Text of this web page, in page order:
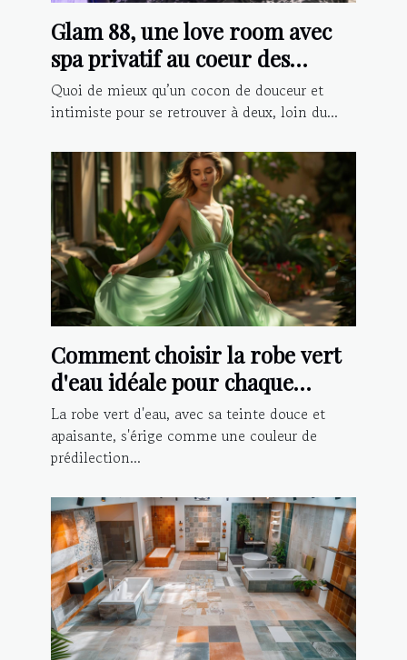
Glam 88, une love room avec
spa privatif au coeur des
Vosges
Quoi de mieux qu’un cocon de douceur et
intimiste pour se retrouver à deux, loin du...
Comment choisir la robe vert
d'eau idéale pour chaque
occasion ?
La robe vert d'eau, avec sa teinte douce et
apaisante, s'érige comme une couleur de
prédilection...